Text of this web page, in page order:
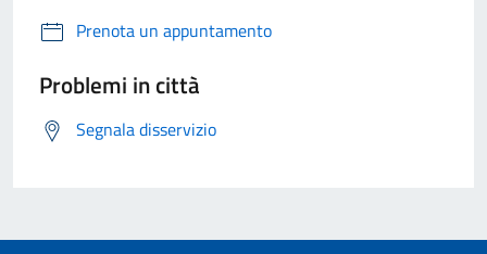
Prenota un appuntamento
Problemi in città
Segnala disservizio